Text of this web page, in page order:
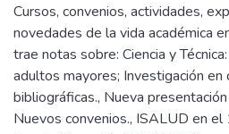
Cursos, convenios, actividades,
novedades de la vida académica
trae notas sobre: Ciencia y
adultos mayores; Investigación en
bibliográficas., Nueva
Nuevos convenios., ISALUD en